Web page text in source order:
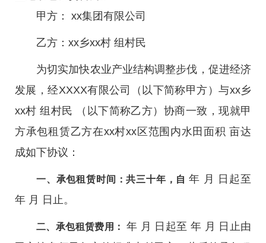
甲方： xx集团有限公司
乙方：xx乡xx村 组村民
为切实加快农业产业结构调整步伐，促进经济
发展，经XXXX有限公司（以下简称甲方）与xx乡
xx村 组村民 （以下简称乙方）协商一致，现就甲
方承包租赁乙方在xx村xx区范围内水田面积 亩达
成如下协议：
一、承包租赁时间：共三十年，自年 月 日起至
年 月 日止。
二、承包租赁费用： 年 月 日起至 年 月 日止由